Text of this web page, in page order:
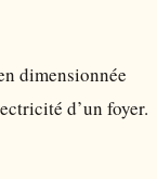
dimensionnée
d’un foyer.